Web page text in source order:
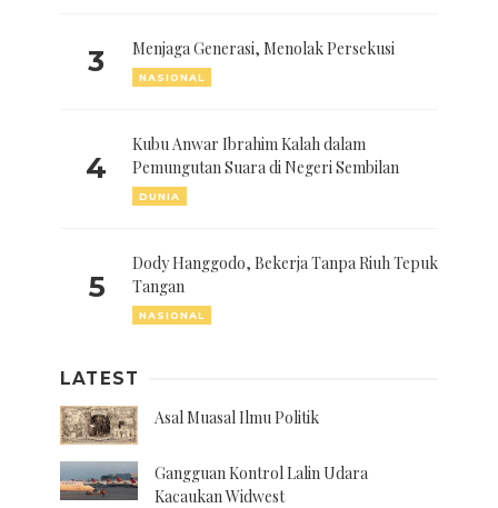
3 Menjaga Generasi, Menolak Persekusi
NASIONAL
4
Kubu Anwar Ibrahim Kalah dalam
Pemungutan Suara di Negeri Sembilan
DUNIA
5
Dody Hanggodo, Bekerja Tanpa Riuh Tepuk
Tangan
NASIONAL
LATEST
Asal Muasal Ilmu Politik
Gangguan Kontrol Lalin Udara
Kacaukan Widwest